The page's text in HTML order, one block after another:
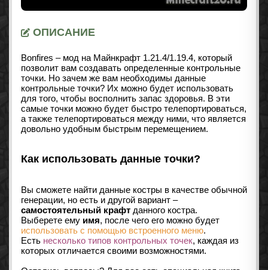
ОПИСАНИЕ
Bonfires – мод на Майнкрафт 1.21.4/1.19.4, который
позволит вам создавать определенные контрольные
точки. Но зачем же вам необходимы данные
контрольные точки? Их можно будет использовать
для того, чтобы восполнить запас здоровья. В эти
самые точки можно будет быстро телепортироваться,
а также телепортироваться между ними, что является
довольно удобным быстрым перемещением.
Как использовать данные точки?
Вы сможете найти данные костры в качестве обычной
генерации, но есть и другой вариант –
самостоятельный крафт данного костра.
Выберете ему имя, после чего его можно будет
использовать с помощью встроенного меню.
Есть несколько типов контрольных точек, каждая из
которых отличается своими возможностями.